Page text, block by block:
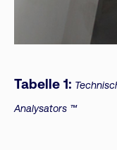
Tabelle 1:
Analysators ™